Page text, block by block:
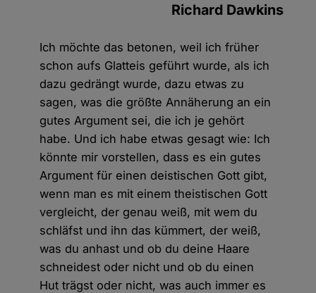
Richard Dawkins
Ich möchte das betonen, weil ich früher
schon aufs Glatteis geführt wurde, als ich
dazu gedrängt wurde, dazu etwas zu
sagen, was die größte Annäherung an ein
gutes Argument sei, die ich je gehört
habe. Und ich habe etwas gesagt wie: Ich
könnte mir vorstellen, dass es ein gutes
Argument für einen deistischen Gott gibt,
wenn man es mit einem theistischen Gott
vergleicht, der genau weiß, mit wem du
schläfst und ihn das kümmert, der weiß,
was du anhast und ob du deine Haare
schneidest oder nicht und ob du einen
Hut trägst oder nicht, was auch immer es